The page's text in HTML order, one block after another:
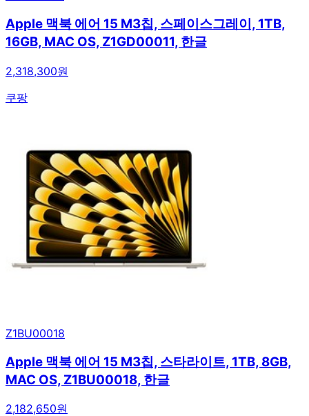
Apple 맥북 에어 15 M3칩, 스페이스그레이, 1TB,
16GB, MAC OS, Z1GD00011, 한글
2,318,300원
쿠팡
Z1BU00018
Apple 맥북 에어 15 M3칩, 스타라이트, 1TB, 8GB,
MAC OS, Z1BU00018, 한글
2,182,650원